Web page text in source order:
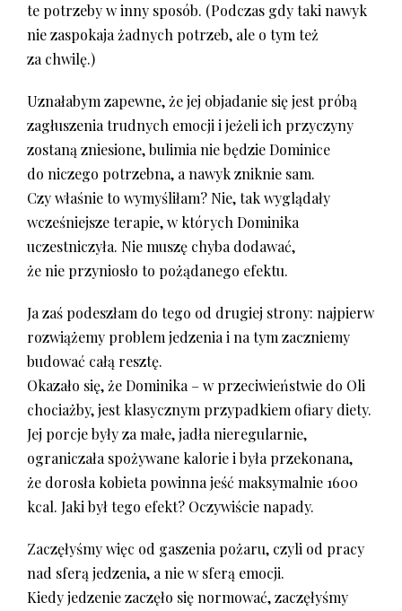
te potrzeby w inny sposób. (Podczas gdy taki nawyk
nie zaspokaja żadnych potrzeb, ale o tym też
za chwilę.)
Uznałabym zapewne, że jej objadanie się jest próbą
zagłuszenia trudnych emocji i jeżeli ich przyczyny
zostaną zniesione, bulimia nie będzie Dominice
do niczego potrzebna, a nawyk zniknie sam.
Czy właśnie to wymyśliłam? Nie, tak wyglądały
wcześniejsze terapie, w których Dominika
uczestniczyła. Nie muszę chyba dodawać,
że nie przyniosło to pożądanego efektu.
Ja zaś podeszłam do tego od drugiej strony: najpierw
rozwiążemy problem jedzenia i na tym zaczniemy
budować całą resztę.
Okazało się, że Dominika – w przeciwieństwie do Oli
chociażby, jest klasycznym przypadkiem ofiary diety.
Jej porcje były za małe, jadła nieregularnie,
ograniczała spożywane kalorie i była przekonana,
że dorosła kobieta powinna jeść maksymalnie 1600
kcal. Jaki był tego efekt? Oczywiście napady.
Zaczęłyśmy więc od gaszenia pożaru, czyli od pracy
nad sferą jedzenia, a nie w sferą emocji.
Kiedy jedzenie zaczęło się normować, zaczęłyśmy